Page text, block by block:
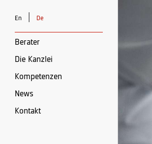
En De
Berater
Die Kanzlei
Kompetenzen
News
Kontakt